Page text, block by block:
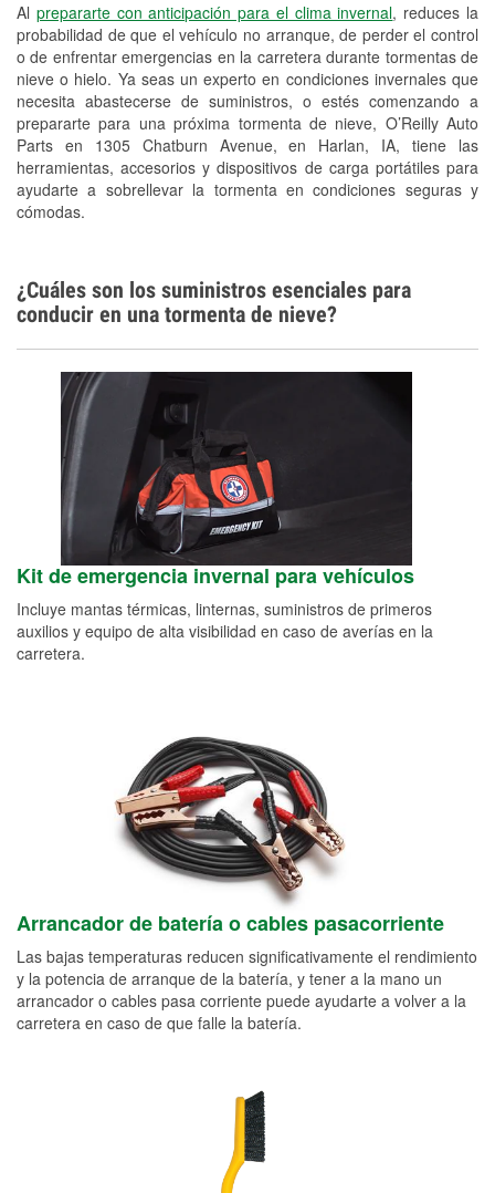
Al prepararte con anticipación para el clima invernal, reduces la
probabilidad de que el vehículo no arranque, de perder el control
o de enfrentar emergencias en la carretera durante tormentas de
nieve o hielo. Ya seas un experto en condiciones invernales que
necesita abastecerse de suministros, o estés comenzando a
prepararte para una próxima tormenta de nieve, O’Reilly Auto
Parts en 1305 Chatburn Avenue, en Harlan, IA, tiene las
herramientas, accesorios y dispositivos de carga portátiles para
ayudarte a sobrellevar la tormenta en condiciones seguras y
cómodas.
Mangueras hidráulicas a la medida
Snowstorm Supplies
Tornado Supplies
Conoce más
¿Cuáles son los suministros esenciales para
conducir en una tormenta de nieve?
Kit de emergencia invernal para vehículos
Incluye mantas térmicas, linternas, suministros de primeros
auxilios y equipo de alta visibilidad en caso de averías en la
carretera.
Arrancador de batería o cables pasacorriente
Las bajas temperaturas reducen significativamente el rendimiento
y la potencia de arranque de la batería, y tener a la mano un
arrancador o cables pasa corriente puede ayudarte a volver a la
carretera en caso de que falle la batería.